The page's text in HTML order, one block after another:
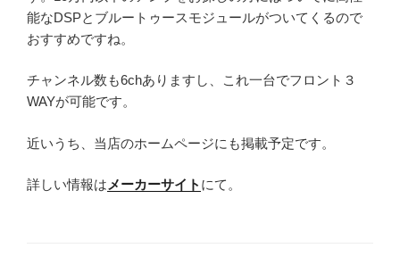
能なDSPとブルートゥースモジュールがついてくるので
おすすめですね。
チャンネル数も6chありますし、これ一台でフロント３
WAYが可能です。
近いうち、当店のホームページにも掲載予定です。
詳しい情報は メーカーサイト にて。